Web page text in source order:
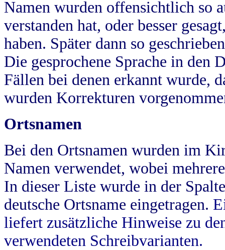
Namen wurden offensichtlich so
verstanden hat, oder besser
haben. Später dann so
Die gesprochene Sprache in
Fällen bei denen erkannt wurde,
wurden Korrekturen
Ortsnamen
Bei den Ortsnamen wurden im
Namen verwendet, wobei
In dieser Liste wurde in der
deutsche Ortsname eingetragen.
liefert zusätzliche Hinweise zu
verwendeten Schreibvarianten.